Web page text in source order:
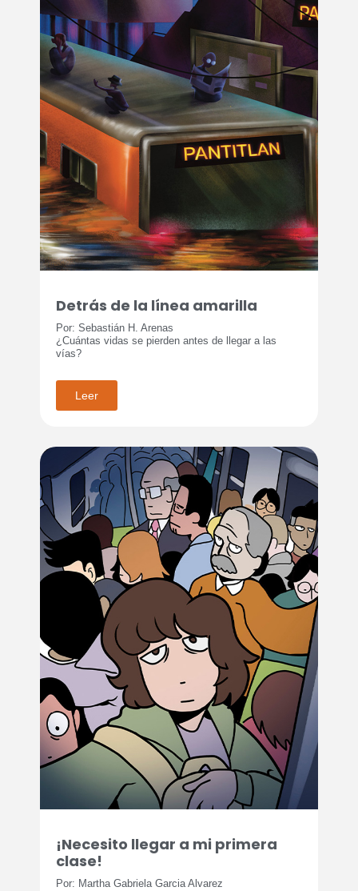
Detrás de la línea amarilla
Por: Sebastián H. Arenas
¿Cuántas vidas se pierden antes de llegar a las
vías?
Leer
¡Necesito llegar a mi primera
clase!
Por: Martha Gabriela Garcia Alvarez